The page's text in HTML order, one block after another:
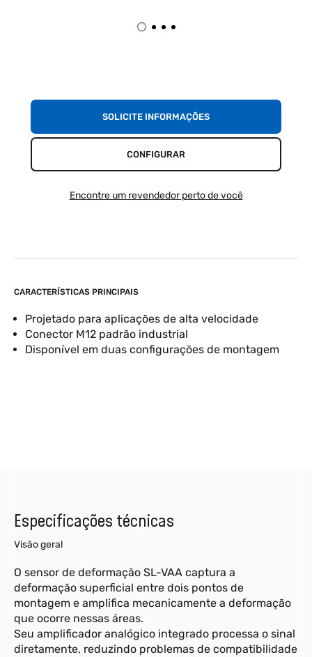
CARACTERÍSTICAS PRINCIPAIS
Projetado para aplicações de alta velocidade
Conector M12 padrão industrial
Disponível em duas configurações de montagem
SOLICITE INFORMAÇÕES
CONFIGURAR
Encontre um revendedor perto de você
Especificações técnicas
Visão geral
O sensor de deformação SL-VAA captura a
deformação superficial entre dois pontos de
montagem e amplifica mecanicamente a deformação
que ocorre nessas áreas.
Seu amplificador analógico integrado processa o sinal
diretamente, reduzindo problemas de compatibilidade